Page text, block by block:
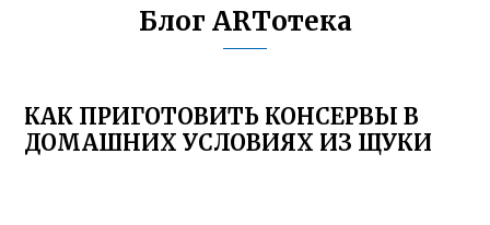
Блог ARTотека
КАК ПРИГОТОВИТЬ КОНСЕРВЫ В
ДОМАШНИХ УСЛОВИЯХ ИЗ ЩУКИ